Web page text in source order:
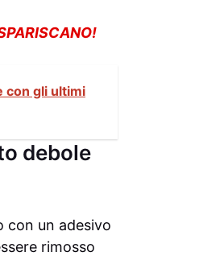
con gli ultimi
debole
con un adesivo
rimosso